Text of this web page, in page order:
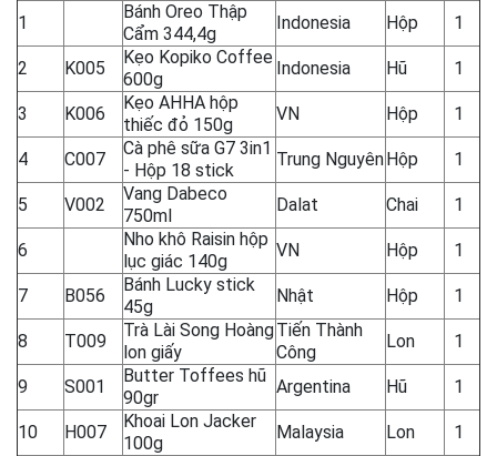
1
Bánh Oreo Thập
Cẩm 344,4g
Indonesia Hộp 1
2 K005
Kẹo Kopiko Coffee
600g
Indonesia Hũ 1
3 K006
Kẹo AHHA hộp
thiếc đỏ 150g
VN Hộp 1
4 C007
Cà phê sữa G7 3in1
- Hộp 18 stick
Trung Nguyên Hộp 1
5 V002
Vang Dabeco
750ml
Dalat Chai 1
6
Nho khô Raisin hộp
lục giác 140g
VN Hộp 1
7 B056
Bánh Lucky stick
45g
Nhật Hộp 1
8 T009
Trà Lài Song Hoàng
lon giấy
Tiến Thành
Công
Lon 1
9 S001
Butter Toffees hũ
90gr
Argentina Hũ 1
10 H007
Khoai Lon Jacker
100g
Malaysia Lon
1